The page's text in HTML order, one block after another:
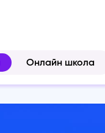
Онлайн школа